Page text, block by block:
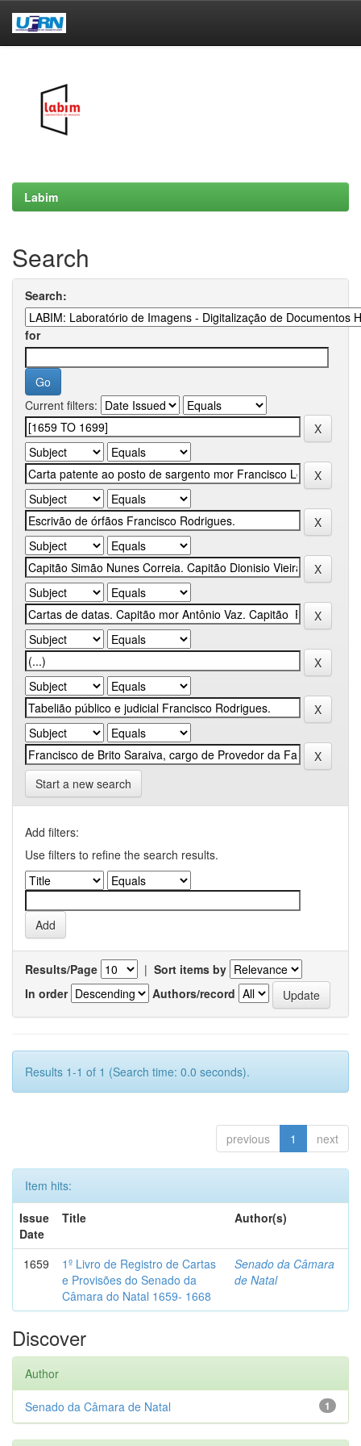
Labim
Search
Search:
for
Current filters:
Start a new search
Add filters:
Use filters to refine the search results.
Results/Page | Sort items by
In order
Authors/record
Results 1-1 of 1 (Search time: 0.0 seconds).
previous 1 next
Item hits:
Issue
Date
Title Author(s)
1659
1º Livro de Registro de Cartas
e Provisões do Senado da
Câmara do Natal 1659- 1668
Senado da Câmara
de Natal
Discover
Author
1
Senado da Câmara de Natal